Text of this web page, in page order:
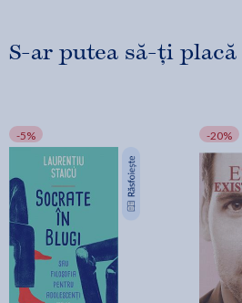
S-ar putea să-ți
-5% -20%